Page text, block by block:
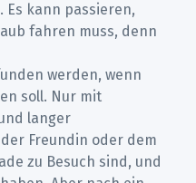
Es kann passieren,
fahren muss, denn
werden, wenn
soll. Nur mit
langer
Freundin oder dem
zu Besuch sind, und